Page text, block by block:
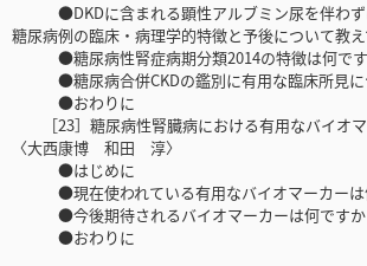
●DKDに含まれる顕性アルブミン尿を伴わず
糖尿病例の臨床・病理学的特徴と予後について教
●糖尿病性腎症病期分類2014の特徴は何です
●糖尿病合併CKDの鑑別に有用な臨床所見に
●おわりに
［23］糖尿病性腎臓病における有用なバイオマ
〈大西康博 和田 淳〉
●はじめに
●現在使われている有用なバイオマーカーは
●今後期待されるバイオマーカーは何ですか
●おわりに